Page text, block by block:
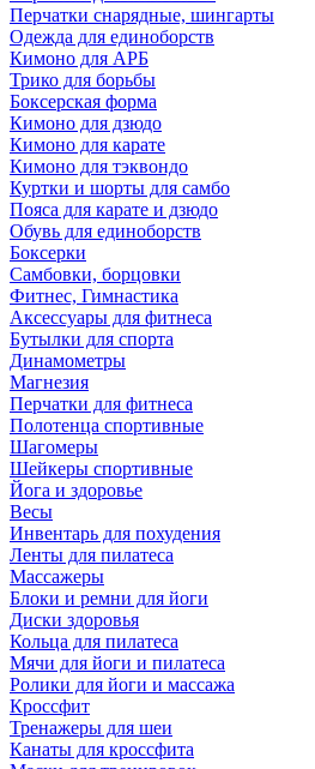
Перчатки снарядные, шингарты
Одежда для единоборств
Кимоно для АРБ
Трико для борьбы
Боксерская форма
Кимоно для дзюдо
Кимоно для карате
Кимоно для тэквондо
Куртки и шорты для самбо
Пояса для карате и дзюдо
Обувь для единоборств
Боксерки
Самбовки, борцовки
Фитнес, Гимнастика
Аксессуары для фитнеса
Бутылки для спорта
Динамометры
Магнезия
Перчатки для фитнеса
Полотенца спортивные
Шагомеры
Шейкеры спортивные
Йога и здоровье
Весы
Инвентарь для похудения
Ленты для пилатеса
Массажеры
Блоки и ремни для йоги
Диски здоровья
Кольца для пилатеса
Мячи для йоги и пилатеса
Ролики для йоги и массажа
Кроссфит
Тренажеры для шеи
Канаты для кроссфита